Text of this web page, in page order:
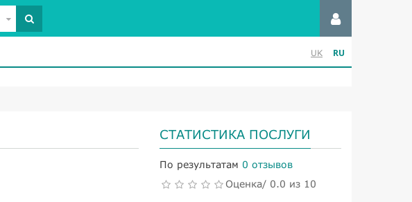
UK RU
СТАТИСТИКА ПОСЛУГИ
По результатам 0 отзывов
Оценка/ 0.0 из 10